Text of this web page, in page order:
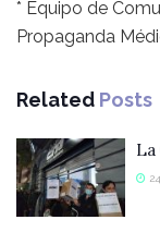
* Equipo de
Propaganda
Related Posts
La